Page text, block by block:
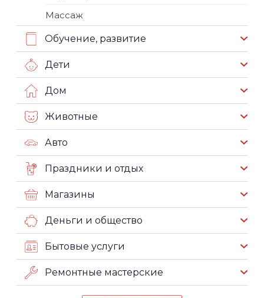
Массаж
Обучение, развитие
Дети
Дом
Животные
Авто
Праздники и отдых
Магазины
Деньги и общество
Бытовые услуги
Ремонтные мастерские